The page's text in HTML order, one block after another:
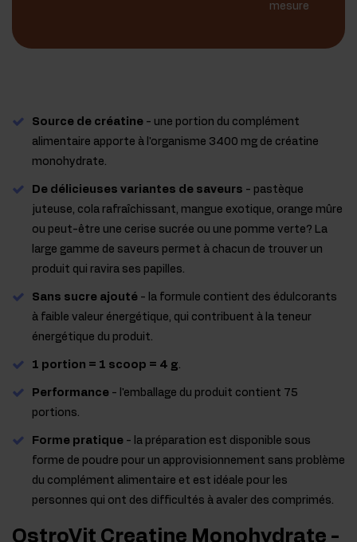
mesure
Source de créatine - une portion du complément
alimentaire apporte à l'organisme 3400 mg de créatine
monohydrate.
De délicieuses variantes de saveurs - pastèque
juteuse, cola rafraîchissant, mangue exotique, orange mûre
ou peut-être une cerise sucrée ou une pomme verte? La
large gamme de saveurs permet à chacun de trouver un
produit qui ravira ses papilles.
Sans sucre ajouté - la formule contient des édulcorants
à faible valeur énergétique, qui contribuent à la teneur
énergétique du produit.
1 portion = 1 scoop = 4 g.
Performance - l'emballage du produit contient 75
portions.
Forme pratique - la préparation est disponible sous
forme de poudre pour un approvisionnement sans problème
du complément alimentaire et est idéale pour les
personnes qui ont des difficultés à avaler des comprimés.
OstroVit Creatine Monohydrate -